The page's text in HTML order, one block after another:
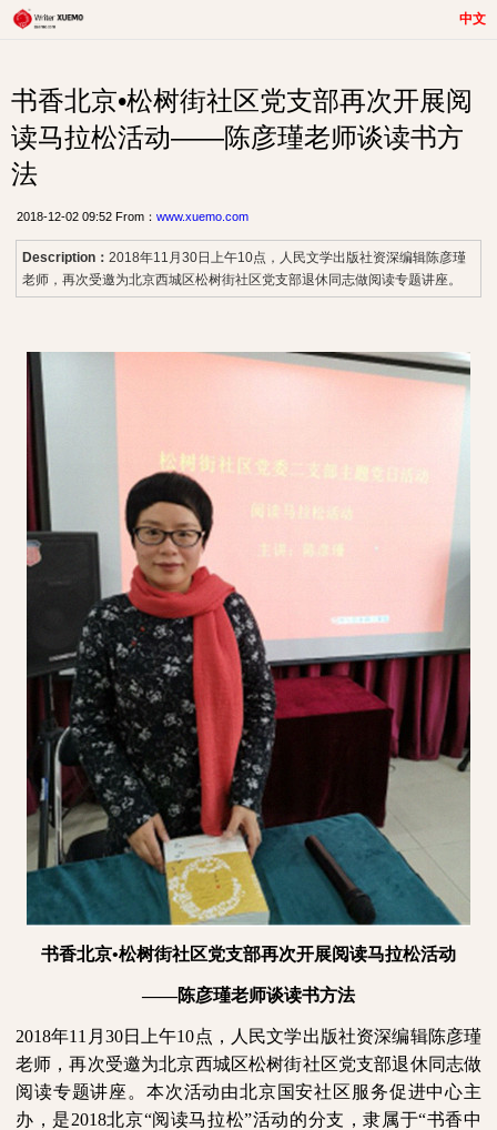
中文
书香北京•松树街社区党支部再次开展阅
读马拉松活动——陈彦瑾老师谈读书方
法
2018-12-02 09:52 From： www.xuemo.com
Description： 2018年11月30日上午10点，人民文学出版社资深编辑陈彦瑾
老师，再次受邀为北京西城区松树街社区党支部退休同志做阅读专题讲座。
书香北京•松树街社区党支部再次开展阅读马拉松活动
——陈彦瑾老师谈读书方法
2018年11 月 30日上午10点，人民文学出版社资深编辑陈彦瑾
老师，再次受邀为北京西城区松树街社区党支部退休同志做
阅读专题讲座。本次活动由北京国安社区服务促进中心主
办，是2018北京“阅读马拉松”活动的分支，隶属于“书香中